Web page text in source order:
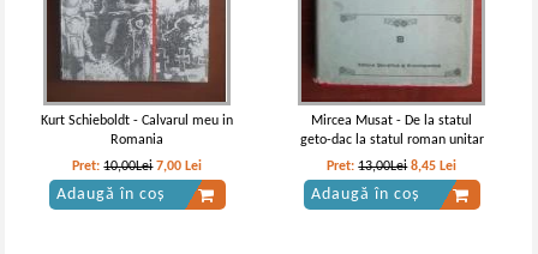
Kurt Schieboldt - Calvarul meu in
Romania
Pret:10,00Lei 7,00 Lei
Adaugă în coș
Mircea Musat - De la statul
geto-dac la statul roman unitar
Pret:13,00Lei 8,45 Lei
Adaugă în coș